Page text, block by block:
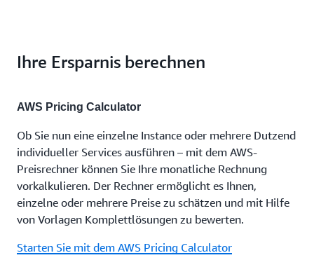
Ihre Ersparnis berechnen
AWS Pricing Calculator
Ob Sie nun eine einzelne Instance oder mehrere Dutzend
individueller Services ausführen – mit dem AWS-
Preisrechner können Sie Ihre monatliche Rechnung
vorkalkulieren. Der Rechner ermöglicht es Ihnen,
einzelne oder mehrere Preise zu schätzen und mit Hilfe
von Vorlagen Komplettlösungen zu bewerten.
Starten Sie mit dem AWS Pricing Calculator